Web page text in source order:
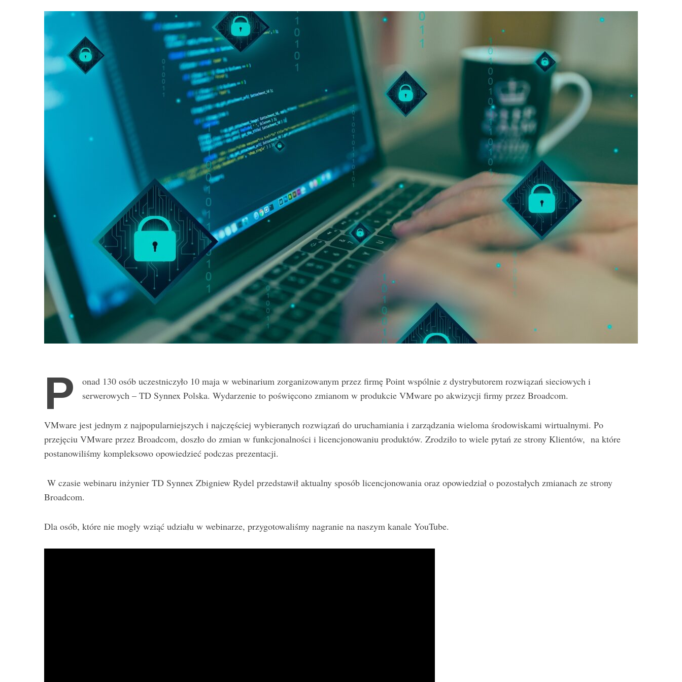
P
onad 130 osób uczestniczyło 10 maja w webinarium zorganizowanym przez firmę Point wspólnie z dystrybutorem rozwiązań sieciowych i
serwerowych – TD Synnex Polska. Wydarzenie to poświęcono zmianom w produkcie VMware po akwizycji firmy przez Broadcom.
VMware jest jednym z najpopularniejszych i najczęściej wybieranych rozwiązań do uruchamiania i zarządzania wieloma środowiskami wirtualnymi. Po
przejęciu VMware przez Broadcom, doszło do zmian w funkcjonalności i licencjonowaniu produktów. Zrodziło to wiele pytań ze strony Klientów, na które
postanowiliśmy kompleksowo opowiedzieć podczas prezentacji.
W czasie webinaru inżynier TD Synnex Zbigniew Rydel przedstawił aktualny sposób licencjonowania oraz opowiedział o pozostałych zmianach ze strony
Broadcom.
Dla osób, które nie mogły wziąć udziału w webinarze, przygotowaliśmy nagranie na naszym kanale YouTube.
a
h
o